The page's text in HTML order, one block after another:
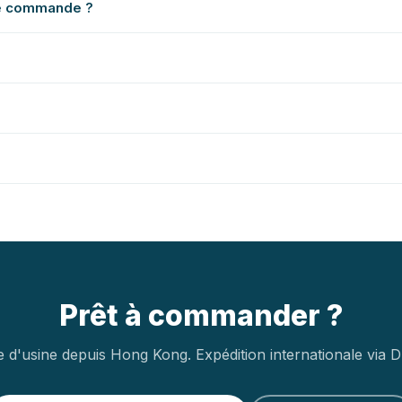
?
Prêt à commander ?
d'usine depuis Hong Kong. Expédition internationale via